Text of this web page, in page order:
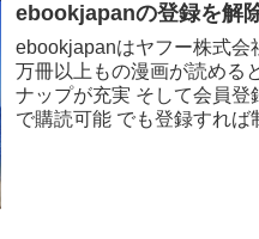
ebookjapanの登録を解
ebookjapanはヤフー株式会
万冊以上もの漫画が読める
ナップが充実 そして会員
で購読可能 でも登録すれ